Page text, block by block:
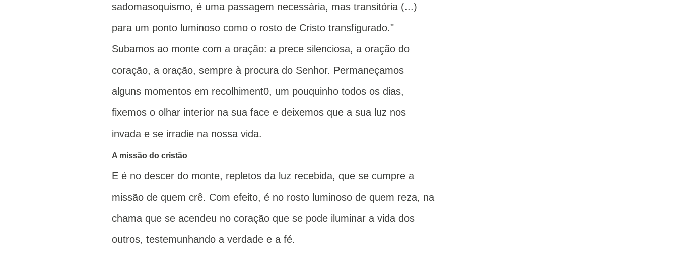
sadomasoquismo, é uma passagem necessária, mas transitória (...)
para um ponto luminoso como o rosto de Cristo transfigurado."
Subamos ao monte com a oração: a prece silenciosa, a oração do
coração, a oração, sempre à procura do Senhor. Permaneçamos
alguns momentos em recolhiment0, um pouquinho todos os dias,
fixemos o olhar interior na sua face e deixemos que a sua luz nos
invada e se irradie na nossa vida.
A missão do cristão
E é no descer do monte, repletos da luz recebida, que se cumpre a
missão de quem crê. Com efeito, é no rosto luminoso de quem reza, na
chama que se acendeu no coração que se pode iluminar a vida dos
outros, testemunhando a verdade e a fé.